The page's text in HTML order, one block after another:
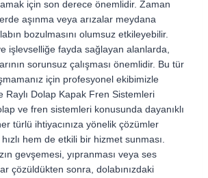
için son derece önemlidir. Zaman
aşınma veya arızalar meydana
bozulmasını olumsuz etkileyebilir.
işlevselliğe fayda sağlayan alanlarda,
sorunsuz çalışması önemlidir. Bu tür
için profesyonel ekibimizle
Raylı Dolap Kapak Fren Sistemleri
ve fren sistemleri konusunda dayanıklı
türlü ihtiyacınıza yönelik çözümler
hem de etkili bir hizmet sunması.
gevşemesi, yıpranması veya ses
çözüldükten sonra, dolabınızdaki